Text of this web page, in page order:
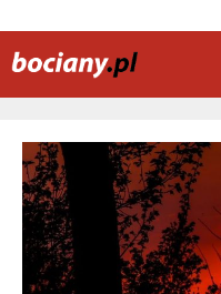
do
treści